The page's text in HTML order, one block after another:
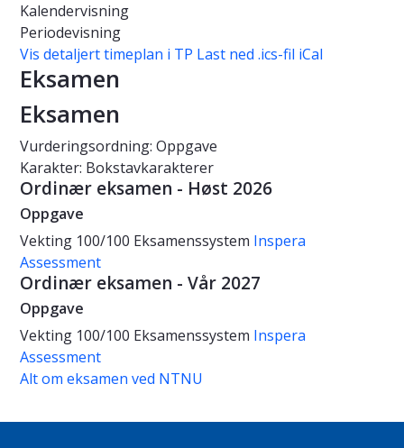
Kalendervisning
Periodevisning
Vis detaljert timeplan i TP Last ned .ics-fil iCal
Eksamen
Eksamen
Vurderingsordning: Oppgave
Karakter: Bokstavkarakterer
Ordinær eksamen - Høst 2026
Oppgave
Vekting 100/100 Eksamenssystem Inspera
Assessment
Ordinær eksamen - Vår 2027
Oppgave
Vekting 100/100 Eksamenssystem Inspera
Assessment
Alt om eksamen ved NTNU